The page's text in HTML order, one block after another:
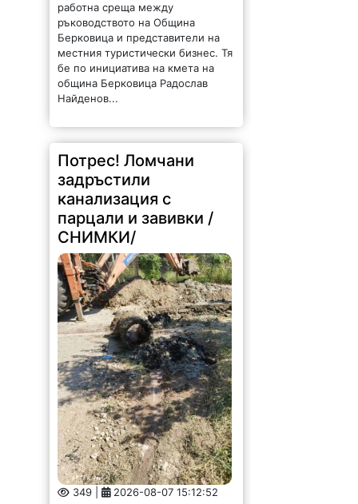
работна среща между
ръководството на Община
Берковица и представители на
местния туристически бизнес. Тя
бе по инициатива на кмета на
община Берковица Радослав
Найденов...
Потрес! Ломчани
задръстили
канализация с
парцали и завивки /
СНИМКИ/
349 | 2026-08-07 15:12:52